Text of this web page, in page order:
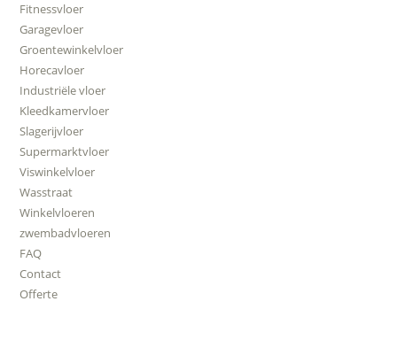
Fitnessvloer
Garagevloer
Groentewinkelvloer
Horecavloer
Industriële vloer
Kleedkamervloer
Slagerijvloer
Supermarktvloer
Viswinkelvloer
Wasstraat
Winkelvloeren
zwembadvloeren
FAQ
Contact
Offerte